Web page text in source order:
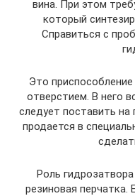
вина. При этом
который
Справиться с
Это
отверстием. В него
следует поставить на
продается в
Роль
резиновая перчатка.